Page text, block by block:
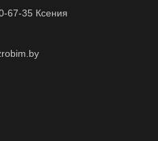
67-35 Ксения